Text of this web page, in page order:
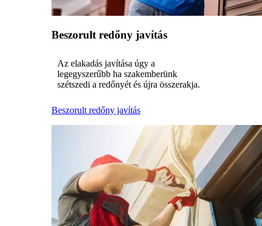
Beszorult redőny javítás
Az elakadás javítása úgy a
legegyszerűbb ha szakemberünk
szétszedi a redőnyét és újra összerakja.
Beszorult redőny javítás